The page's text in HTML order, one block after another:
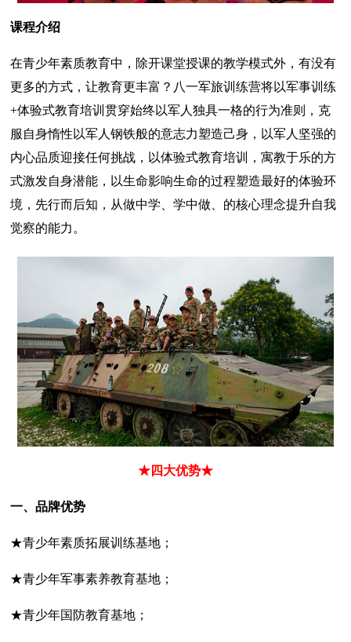
课程介绍
在青少年素质教育中，除开课堂授课的教学模式外，有没有
更多的方式，让教育更丰富？八一军旅训练营将以军事训练
+体验式教育培训贯穿始终以军人独具一格的行为准则，克
服自身惰性以军人钢铁般的意志力塑造己身，以军人坚强的
内心品质迎接任何挑战，以体验式教育培训，寓教于乐的方
式激发自身潜能，以生命影响生命的过程塑造最好的体验环
境，先行而后知，从做中学、学中做、的核心理念提升自我
觉察的能力。
★四大优势★
一、品牌优势
★青少年素质拓展训练基地；
★青少年军事素养教育基地；
★青少年国防教育基地；